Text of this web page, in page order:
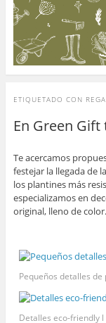
ETIQUETADO CON
En Green
Te acercamos
festejar la llegada de
los plantines más
especializamos en
original, lleno de color.
Pequeños detalles
Detalles eco-friendly l